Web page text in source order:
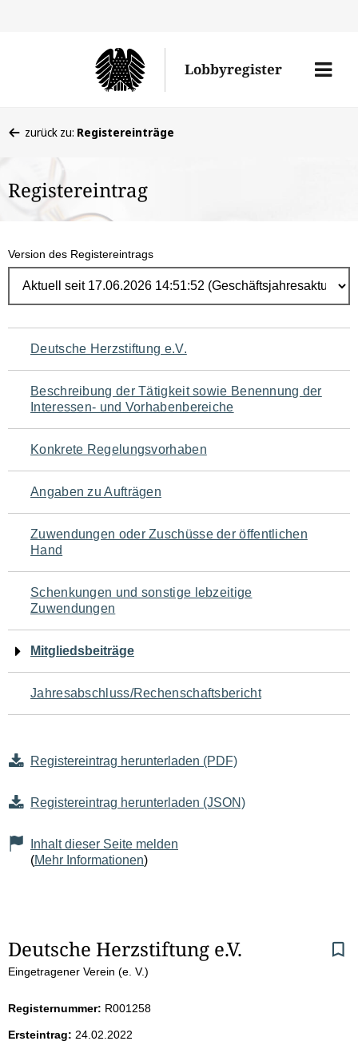
Lobbyregister
Menü
befinden
hier:
zurück zu: Registereinträge
Registereintrag
Version des Registereintrags
Navigation
für
den
Seiteninhalt
Deutsche Herzstiftung e.V.
Beschreibung der Tätigkeit sowie Benennung der
Interessen- und Vorhabenbereiche
Konkrete Regelungsvorhaben
Angaben zu Aufträgen
Zuwendungen oder Zuschüsse der öffentlichen
Hand
Schenkungen und sonstige lebzeitige
Zuwendungen
Mitgliedsbeiträge
Jahresabschluss/Rechenschaftsbericht
Registereintrag herunterladen (PDF)
Registereintrag herunterladen (JSON)
Inhalt dieser Seite melden
(Mehr Informationen)
S
e
i
Deutsche Herzstiftung e.V.
Eingetragener Verein (e. V.)
Registernummer: R001258
Ersteintrag: 24.02.2022